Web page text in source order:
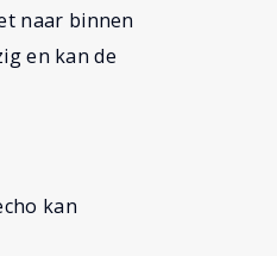
naar binnen
en kan de
kan